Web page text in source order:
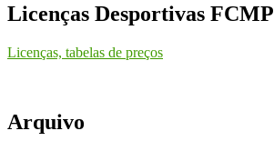
Licenças Desportivas FCMP
Licenças, tabelas de preços
Arquivo